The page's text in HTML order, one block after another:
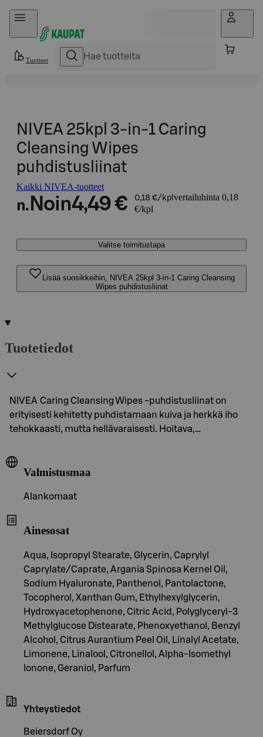
Hyppää sisältöön
Tuotteet
NIVEA 25kpl 3-in-1 Caring
Cleansing Wipes
puhdistusliinat
Kaikki NIVEA-tuotteet
n. Noin4,49 € 0,18 €/kpl vertailuhinta 0,18
€/kpl
Valitse toimitustapa
Lisää suosikkeihin, NIVEA 25kpl 3-in-1 Caring Cleansing
Wipes puhdistusliinat
Tuotetiedot
NIVEA Caring Cleansing Wipes -puhdistusliinat on
erityisesti kehitetty puhdistamaan kuiva ja herkkä iho
tehokkaasti, mutta hellävaraisesti. Hoitava,…
Valmistusmaa
Alankomaat
Ainesosat
Aqua, Isopropyl Stearate, Glycerin, Caprylyl
Caprylate/Caprate, Argania Spinosa Kernel Oil,
Sodium Hyaluronate, Panthenol, Pantolactone,
Tocopherol, Xanthan Gum, Ethylhexylglycerin,
Hydroxyacetophenone, Citric Acid, Polyglyceryl-3
Methylglucose Distearate, Phenoxyethanol, Benzyl
Alcohol, Citrus Aurantium Peel Oil, Linalyl Acetate,
Limonene, Linalool, Citronellol, Alpha-Isomethyl
Ionone, Geraniol, Parfum
Yhteystiedot
Beiersdorf Oy